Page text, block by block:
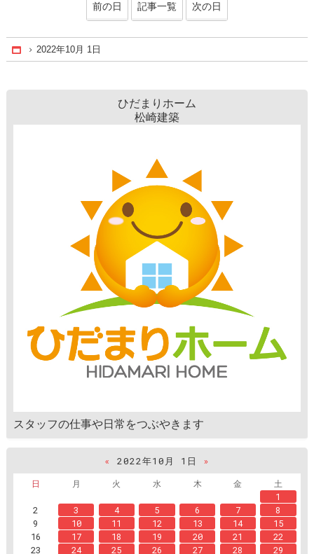
前の日 記事一覧 次の日
Home
2022年10月 1日
ひだまりホーム
松崎建築
スタッフの仕事や日常をつぶやきます
« 2022年10月 1日
»
日
月 火 水 木 金
土
1
2
3 4 5 6 7
8
9
10 11 12 13 14
15
16
17 18 19 20 21
22
23
24 25 26 27 28 29